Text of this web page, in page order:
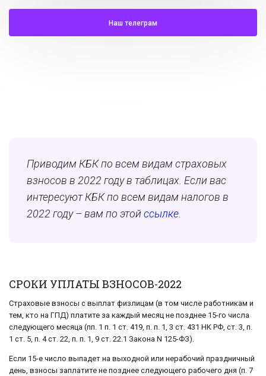
Наш телеграм
Приводим КБК по всем видам страховых
взносов в 2022 году в таблицах. Если вас
интересуют КБК по всем видам налогов в
2022 году – вам по этой ссылке
СРОКИ УПЛАТЫ ВЗНОСОВ-2022
Страховые взносы с выплат физлицам (в том числе работникам и
тем, кто на ГПД) платите за каждый месяц не позднее 15-го числа
следующего месяца (пп. 1 п. 1 ст. 419, п. п. 1, 3 ст. 431 НК РФ, ст. 3, п.
1 ст. 5, п. 4 ст. 22, п. п. 1, 9 ст. 22.1 Закона N 125-ФЗ).
Если 15-е число выпадет на выходной или нерабочий праздничный
день, взносы заплатите не позднее следующего рабочего дня (п. 7